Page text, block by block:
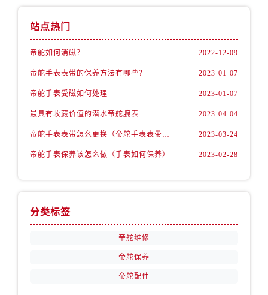
安徽省滁州市琅琊区南谯北路帝舵售后服务中心（需提前预约）
站点热门
帝舵如何消磁？ 2022-12-09
帝舵手表表带的保养方法有哪些？ 2023-01-07
帝舵手表受磁如何处理 2023-01-07
最具有收藏价值的潜水帝舵腕表 2023-04-04
2023-03-24
帝舵手表保养该怎么做（手表如何保养） 2023-02-28
分类标签
帝舵维修
帝舵保养
帝舵配件